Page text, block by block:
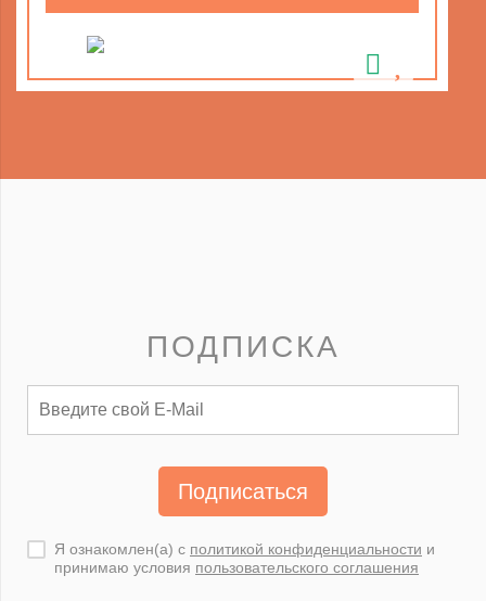
ПОДПИСКА
Подписаться
Я ознакомлен(а) с политикой конфиденциальности и
принимаю условия пользовательского соглашения